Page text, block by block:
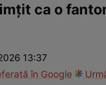
ca o
13:37
în Google